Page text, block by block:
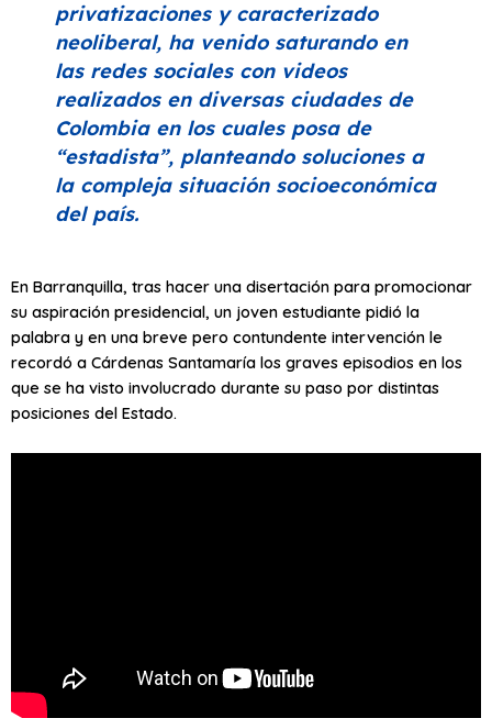
privatizaciones y caracterizado
neoliberal, ha venido saturando en
las redes sociales con videos
realizados en diversas ciudades de
Colombia en los cuales posa de
“estadista”, planteando soluciones a
la compleja situación socioeconómica
del país.
En Barranquilla, tras hacer una disertación para promocionar
su aspiración presidencial, un joven estudiante pidió la
palabra y en una breve pero contundente intervención le
recordó a Cárdenas Santamaría los graves episodios en los
que se ha visto involucrado durante su paso por distintas
posiciones del Estado.